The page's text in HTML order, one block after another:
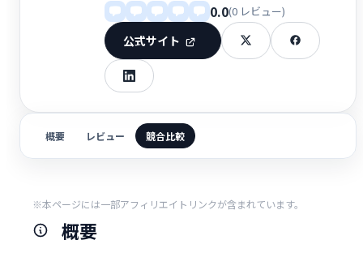
0.0(0 レビュー)
公式サイト
概要 レビュー 競合比較
※本ページには一部アフィリエイトリンクが含まれています。
概要